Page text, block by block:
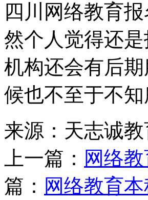
四川网络教育
然个人觉得还
机构还会有后
候也不至于不知
来源：天志诚教
上一篇： 网络
篇： 网络教育